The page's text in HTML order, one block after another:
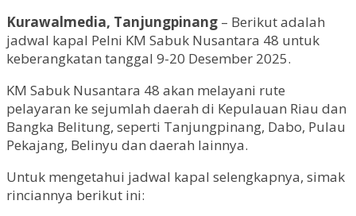
Kurawalmedia, Tanjungpinang – Berikut adalah
jadwal kapal Pelni KM Sabuk Nusantara 48 untuk
keberangkatan tanggal 9-20 Desember 2025.
KM Sabuk Nusantara 48 akan melayani rute
pelayaran ke sejumlah daerah di Kepulauan Riau dan
Bangka Belitung, seperti Tanjungpinang, Dabo, Pulau
Pekajang, Belinyu dan daerah lainnya.
Untuk mengetahui jadwal kapal selengkapnya, simak
rinciannya berikut ini: